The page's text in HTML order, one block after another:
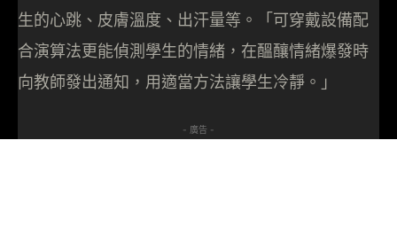
生的心跳、皮膚溫度、出汗量等。「可穿戴設備配
合演算法更能偵測學生的情緒，在醞釀情緒爆發時
向教師發出通知，用適當方法讓學生冷靜。」
- 廣告 -